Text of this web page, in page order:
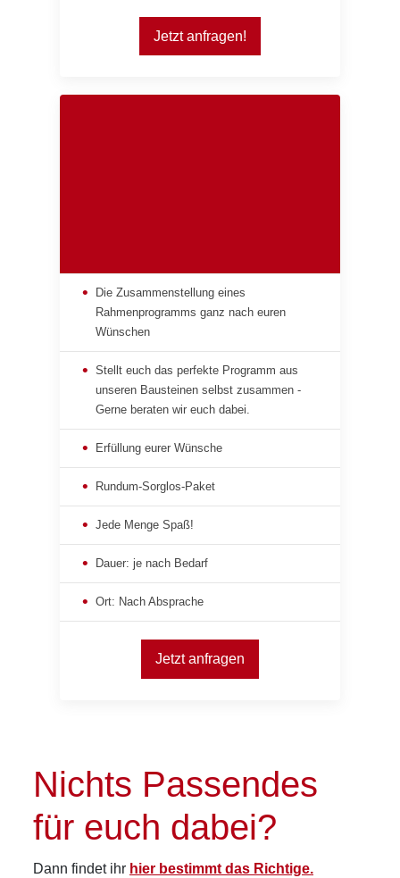
Jetzt anfragen!
Die Zusammenstellung eines
Rahmenprogramms ganz nach euren
Wünschen
Stellt euch das perfekte Programm aus
unseren Bausteinen selbst zusammen -
Gerne beraten wir euch dabei.
Erfüllung eurer Wünsche
Rundum-Sorglos-Paket
Jede Menge Spaß!
Dauer: je nach Bedarf
Ort: Nach Absprache
Jetzt anfragen
Nichts Passendes
für euch dabei?
Dann findet ihr hier bestimmt das Richtige.